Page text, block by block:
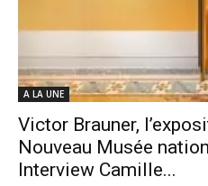
A LA UNE
Victor Brauner,
Nouveau Musée
Interview Camille...